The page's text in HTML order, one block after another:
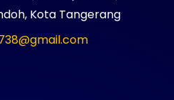
Kota Tangerang